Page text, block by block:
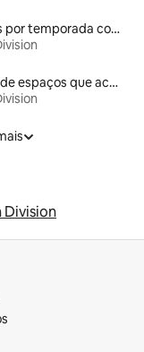
Locações por temporada com piscina
Aluguéis de espaços que aceitam animais de estimação
Division